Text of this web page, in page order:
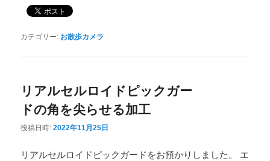
カテゴリー: お散歩カメラ
リアルセルロイドピックガー
ドの角を尖らせる加工
投稿日時:2022年11月25日
リアルセルロイドピックガードをお預かりしました。 エ